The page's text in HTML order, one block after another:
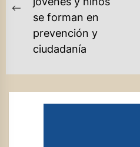
ENTRADAS
Previous
post:
se forman en
prevención y
ciudadanía